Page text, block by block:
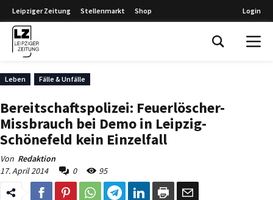
Leipziger Zeitung Stellenmarkt Shop Login
Leben Fälle & Unfälle
Bereitschaftspolizei: Feuerlöscher-
Missbrauch bei Demo in Leipzig-
Schönefeld kein Einzelfall
Von Redaktion
17. April 2014
0 95